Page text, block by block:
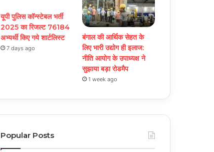
यूपी पुलिस कॉन्स्टेबल भर्ती
2025 का रिजल्ट 76184
अभ्यर्थी किए गये शार्टलिस्ट
7 days ago
बंगाल की आर्थिक सेहत के
लिए भारी उद्योग ही इलाज:
नीत‌ि आयोग के उपाध्यक्ष ने
सुझाया बड़ा रोडमैप
1 week ago
Popular Posts